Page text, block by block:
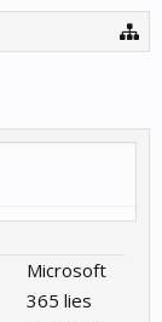
Microsoft
365 lies